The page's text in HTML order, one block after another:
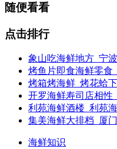
随便看看
点击排行
象山吃海鲜地方_宁
烤鱼片即食海鲜零食
烤箱烤海鲜_烤花蛤
开罗海鲜寿司店相性
利苑海鲜酒楼_利苑
集美海鲜大排档_厦
海鲜知识